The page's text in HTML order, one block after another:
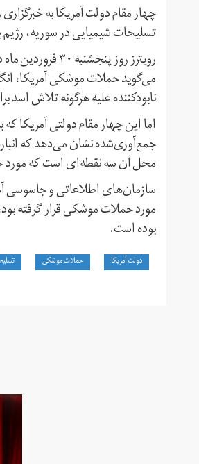
چهار مقام دولت آمریکا به
تسلیحات شیمیایی در سوریه، رژیم
رویترز روز
می‌گوید حملات موشکی آمریکا،
نابودکننده علیه هرگونه تلاش
اما این چهار مقام دولتی آمریکا
جمع‌آوری‌شده نشان می‌دهد که
محل آن سه نقطه‌ای است که مورد
مورد حملات موشکی قرار گرفته
بوده است.
دولت آمریکا حملات موشکی